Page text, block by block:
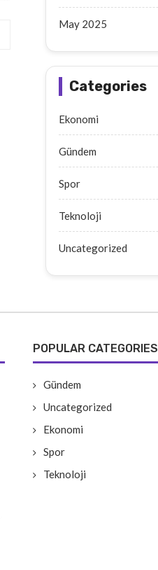
May 2025
Categories
Ekonomi
Gündem
Spor
Teknoloji
Uncategorized
POPULAR CATEGORIES
Gündem
Uncategorized
Ekonomi
Spor
Teknoloji